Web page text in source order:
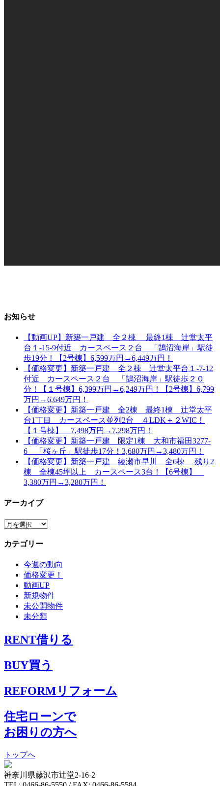
お知らせ
【動画UP】新築一戸建 全２棟 最終1棟 辻堂太平
台１-15-9付近 カースペース２台 「鵠沼海岸」駅徒
歩19分！【2号棟】6,599万円→6,449万円！
【価格変更】新築一戸建 全２棟 辻堂太平台１-7-12
付近 カースペース２台 「鵠沼海岸」駅徒歩２０
分！【１号棟】6,399万円→6,249万円！【2号棟】6,799
万円→6,649万円！
【価格変更】新築一戸建 全2棟 最終1棟 辻堂太平
台1丁目 カースペース並列2台 ４LDK＋２WIC！
【１号棟】 7,498万円→7,298万円！
【価格変更】新築一戸建 限定1棟 大和市福田3277-
6 「桜ヶ丘」駅徒歩17分！3,680万円→3,480万円！
【価格変更】新築一戸建 綾瀬市早川 全6棟 残り2
棟 全棟45坪以上 カースペース3台！【6号棟】
3,380万円→3,280万円！
アーカイブ
ア
カ
カテゴリー
今週の動向
価格変更！
動画UP
新規物件
未公開物件
未分類
RENT借りる
BUY買う
REFORM リフォーム
住宅ローンで
お困りの方へ
トップへ
神奈川県藤沢市辻堂2-16-2